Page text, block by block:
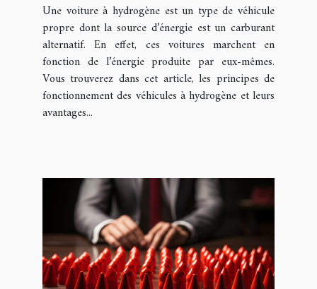
Une voiture à hydrogène est un type de véhicule
propre dont la source d’énergie est un carburant
alternatif. En effet, ces voitures marchent en
fonction de l’énergie produite par eux-mêmes.
Vous trouverez dans cet article, les principes de
fonctionnement des véhicules à hydrogène et leurs
avantages...